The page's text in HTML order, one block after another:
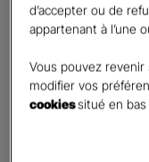
*
Monsieur
Contact*
d’accepter ou de
appartenant à l’une
Vous pouvez
modifier vos
cookiessitué en bas